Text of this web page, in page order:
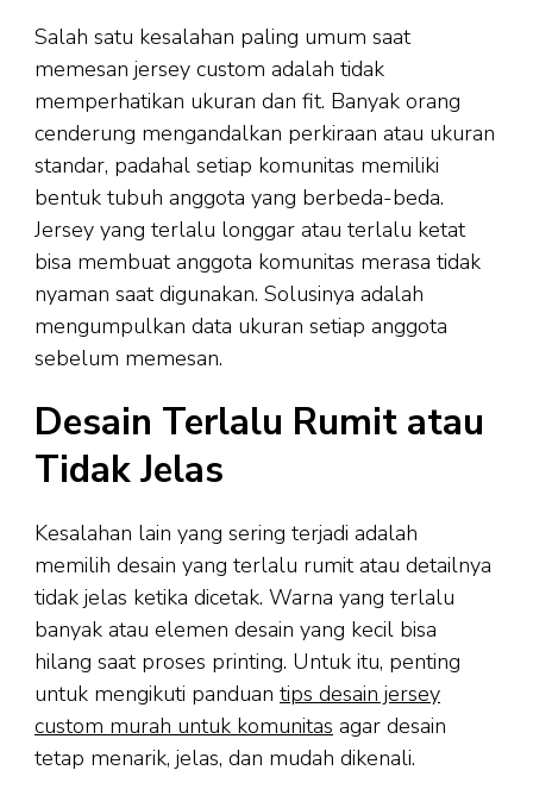
Salah satu kesalahan paling umum saat
memesan jersey custom adalah tidak
memperhatikan ukuran dan fit. Banyak orang
cenderung mengandalkan perkiraan atau ukuran
standar, padahal setiap komunitas memiliki
bentuk tubuh anggota yang berbeda-beda.
Jersey yang terlalu longgar atau terlalu ketat
bisa membuat anggota komunitas merasa tidak
nyaman saat digunakan. Solusinya adalah
mengumpulkan data ukuran setiap anggota
sebelum memesan.
Desain Terlalu Rumit atau
Tidak Jelas
Kesalahan lain yang sering terjadi adalah
memilih desain yang terlalu rumit atau detailnya
tidak jelas ketika dicetak. Warna yang terlalu
banyak atau elemen desain yang kecil bisa
hilang saat proses printing. Untuk itu, penting
untuk mengikuti panduan tips desain jersey
custom murah untuk komunitas agar desain
tetap menarik, jelas, dan mudah dikenali.